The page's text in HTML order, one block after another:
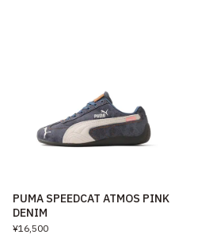
PUMA SPEEDCAT ATMOS PINK
DENIM
¥16,500